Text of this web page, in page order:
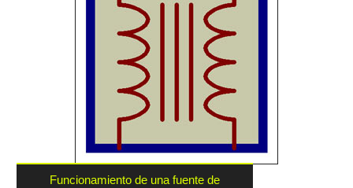
Funcionamiento de una fuente de